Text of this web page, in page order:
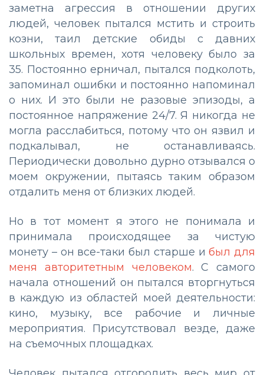
заметна агрессия в отношении других
людей, человек пытался мстить и строить
козни, таил детские обиды с давних
школьных времен, хотя человеку было за
35. Постоянно ерничал, пытался подколоть,
запоминал ошибки и постоянно напоминал
о них. И это были не разовые эпизоды, а
постоянное напряжение 24/7. Я никогда не
могла расслабиться, потому что он язвил и
подкалывал, не останавливаясь.
Периодически довольно дурно отзывался о
моем окружении, пытаясь таким образом
отдалить меня от близких людей.
Но в тот момент я этого не понимала и
принимала происходящее за чистую
монету – он все-таки был старше ибыл для
меня авторитетным человеком. С самого
начала отношений он пытался вторгнуться
в каждую из областей моей деятельности:
кино, музыку, все рабочие и личные
мероприятия. Присутствовал везде, даже
на съемочных площадках.